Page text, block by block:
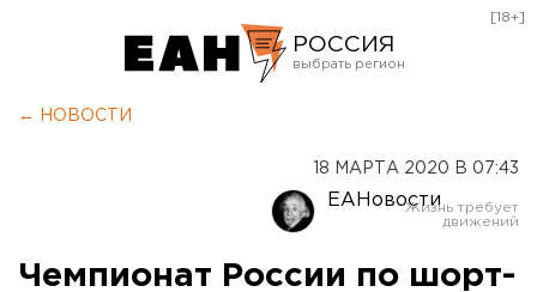
РОССИЯ
Оренбург
[18+]
← НОВОСТИ
18 МАРТА 2020 В 07:43
ЕАНовости
Чемпионат России по шорт-